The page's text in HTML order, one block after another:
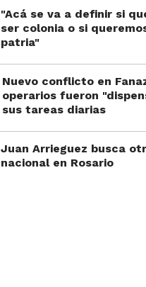
"Acá se va a definir si
ser colonia o si
patria"
Nuevo conflicto en
operarios fueron
sus tareas diarias
Juan Arrieguez busca
nacional en Rosario